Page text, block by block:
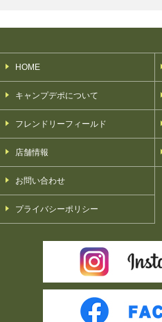
HOME
キャンプデポについて
フレンドリーフィールド
店舗情報
お問い合わせ
プライバシーポリシー